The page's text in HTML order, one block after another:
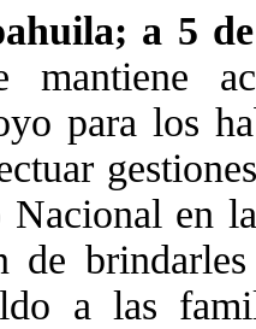
a 5 de
mantiene
para los
en
brindarles
a las